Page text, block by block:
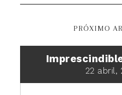
PRÓXIMO
22 abril,